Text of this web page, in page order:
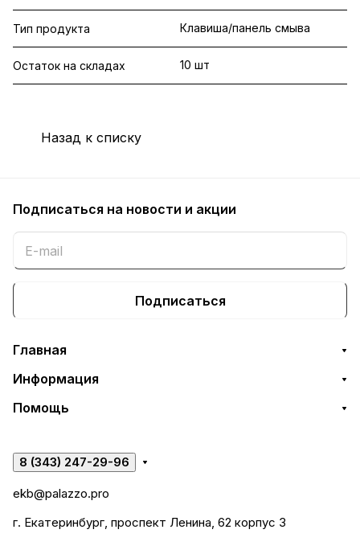
Тип продукта Клавиша/панель смыва
Остаток на складах 10 шт
Назад к списку
Подписаться на новости и акции
Подписаться
Главная
Информация
Помощь
8 (343) 247-29-96
ekb@palazzo.pro
г. Екатеринбург, проспект Ленина, 62 корпус 3